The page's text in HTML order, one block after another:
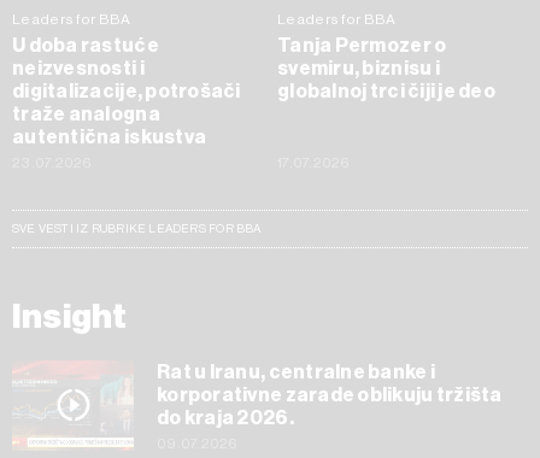
Leaders for BBA
U doba rastuće
neizvesnosti i
digitalizacije, potrošači
traže analogna
autentična iskustva
Leaders for BBA
Tanja Permozer o
svemiru, biznisu i
globalnoj trci čiji je deo
SVE VESTI IZ RUBRIKE LEADERS FOR BBA
Insight
Rat u Iranu, centralne banke i
korporativne zarade oblikuju tržišta
do kraja 2026.